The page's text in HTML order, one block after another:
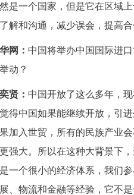
是一个国家，但是它在区域
解和沟通，减少误会，提高合
网： 中国将举办中国国际进
动？
贤： 中国开放了这么多年，
得中国如果能继续开放，引
加入世贸，所有的民族产业
强大。所以在这种大背景下
一个很小的经济体系，我们
、物流和金融等经验，它不